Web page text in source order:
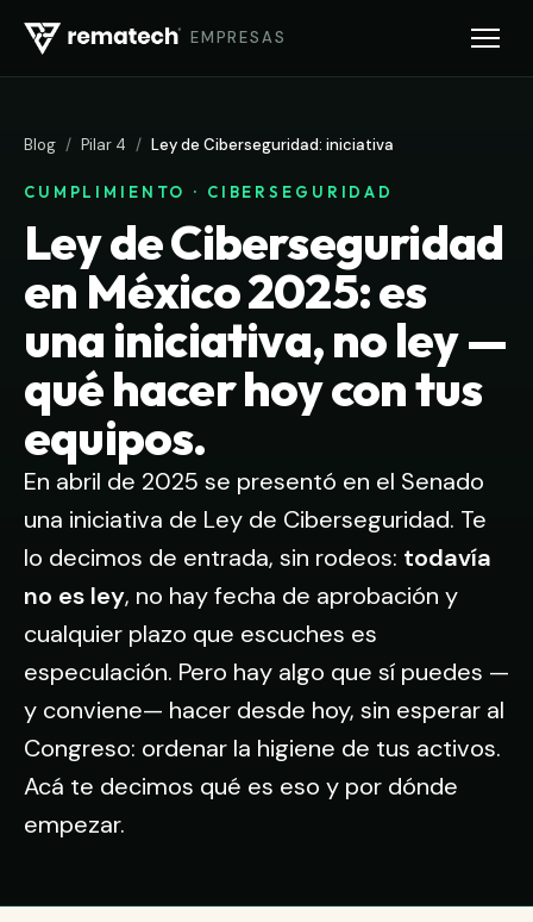
EMPRESAS
Blog / Pilar 4 / Ley de Ciberseguridad: iniciativa
CUMPLIMIENTO · CIBERSEGURIDAD
Ley de Ciberseguridad
en México 2025: es
una iniciativa, no ley —
qué hacer hoy con tus
equipos.
En abril de 2025 se presentó en el Senado
una iniciativa de Ley de Ciberseguridad. Te
lo decimos de entrada, sin rodeos: todavía
no es ley, no hay fecha de aprobación y
cualquier plazo que escuches es
especulación. Pero hay algo que sí puedes —
y conviene— hacer desde hoy, sin esperar al
Congreso: ordenar la higiene de tus activos.
Acá te decimos qué es eso y por dónde
empezar.